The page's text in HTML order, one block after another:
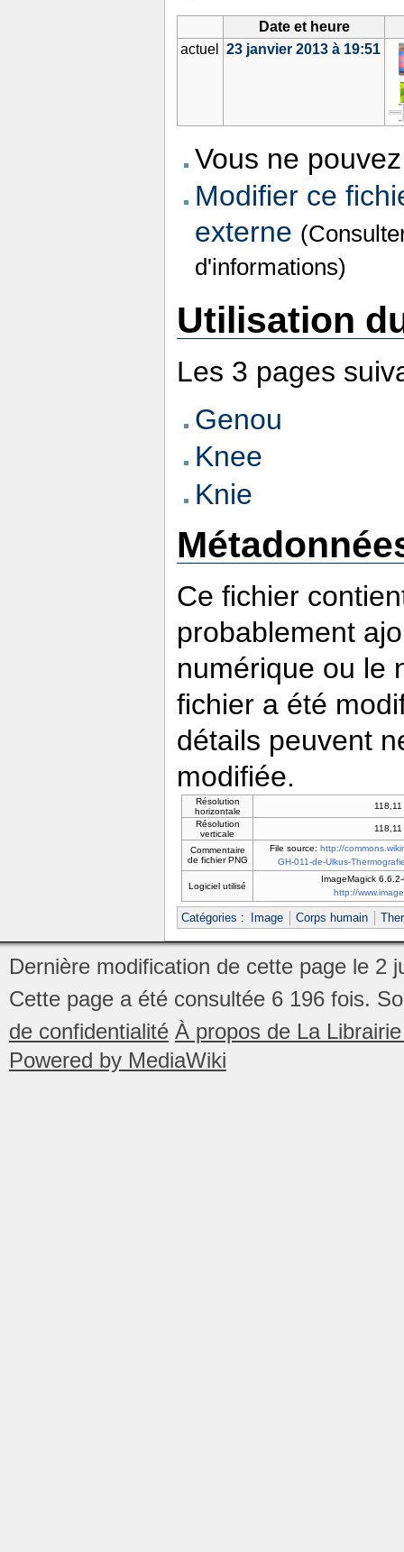
Date et heure
actuel
23 janvier 2013 à 19:51
Vous ne
Modifier ce
externe
d'informations)
Utilisation
Les 3 pages
Genou
Knee
Knie
Ce fichier
probablement
numérique ou le
fichier a été
détails peuvent
modifiée.
Résolution
horizontale
Résolution
verticale
Commentaire
de fichier PNG
File source:http://
GH-011-de-Ulkus-
Logiciel utilisé
ImageMagick
http://
Catégories : Image Corps humain
Dernière modification de cette page le 2
Cette page a été consultée 6 196 fois.
de confidentialité À propos de La
Powered by MediaWiki